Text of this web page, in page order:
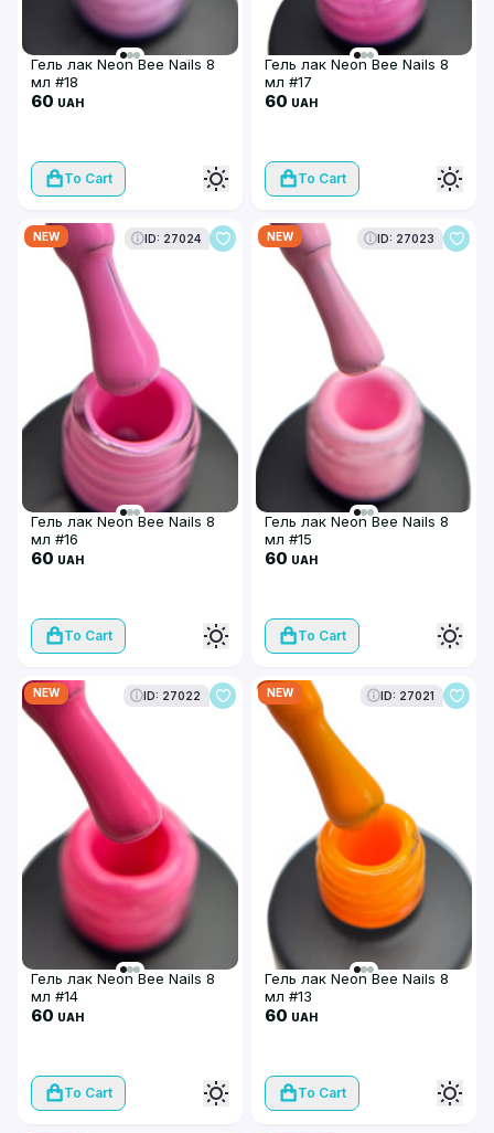
Гель лак Neon Bee Nails 8
мл #18
60 UAH
To Cart
Гель лак Neon Bee Nails 8
мл #17
60 UAH
To Cart
NEW ID: 27024
Гель лак Neon Bee Nails 8
мл #16
60 UAH
To Cart
NEW ID: 27023
Гель лак Neon Bee Nails 8
мл #15
60 UAH
To Cart
NEW ID: 27022
Гель лак Neon Bee Nails 8
мл #14
60 UAH
To Cart
NEW ID: 27021
Гель лак Neon Bee Nails 8
мл #13
60 UAH
To Cart